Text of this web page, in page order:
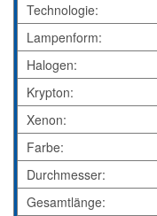
Technologie:
Lampenform:
Halogen:
Krypton:
Xenon:
Farbe:
Durchmesser:
Gesamtlänge: